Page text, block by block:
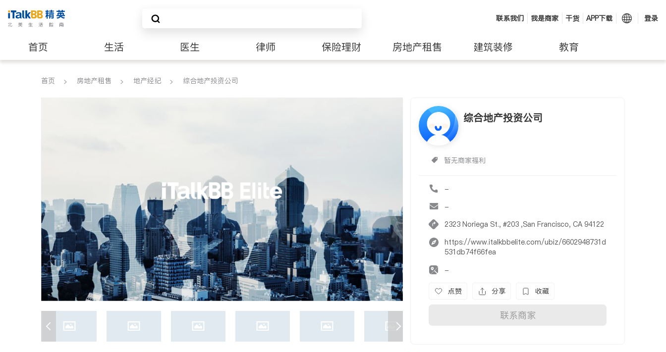
联系我们 我是商家 干货 APP下载 登录
首页 生活 医生 律师 保险理财 房地产租售 建筑装修 教育
养老 非盈利组织
首页 房地产租售 地产经纪 综合地产投资公司
综合地产投资公司
暂无商家福利
-
-
2323 Noriega St., #203 ,San Francisco, CA 94122
https://www.italkbbelite.com/ubiz/6602948731d
531db74f66fea
-
点赞 分享 收藏
联系商家